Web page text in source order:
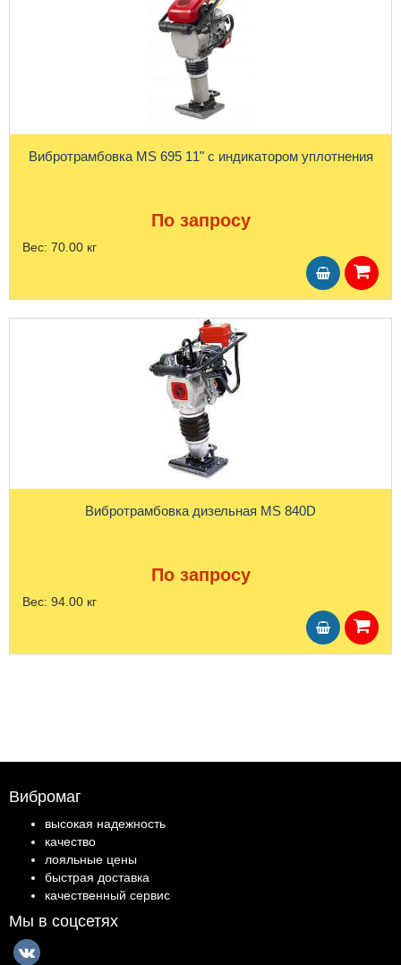
Вибротрамбовка MS 695 11" с индикатором уплотнения
По запросу
Вес: 70.00 кг
Вибротрамбовка дизельная MS 840D
По запросу
Вес: 94.00 кг
Вибромаг
высокая надежность
качество
лояльные цены
быстрая доставка
качественный сервис
Мы в соцсетях